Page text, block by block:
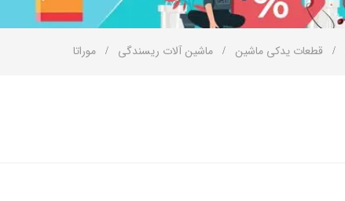
قطعات یدکی ماشین ماشین آلات ریسندگی موراتا